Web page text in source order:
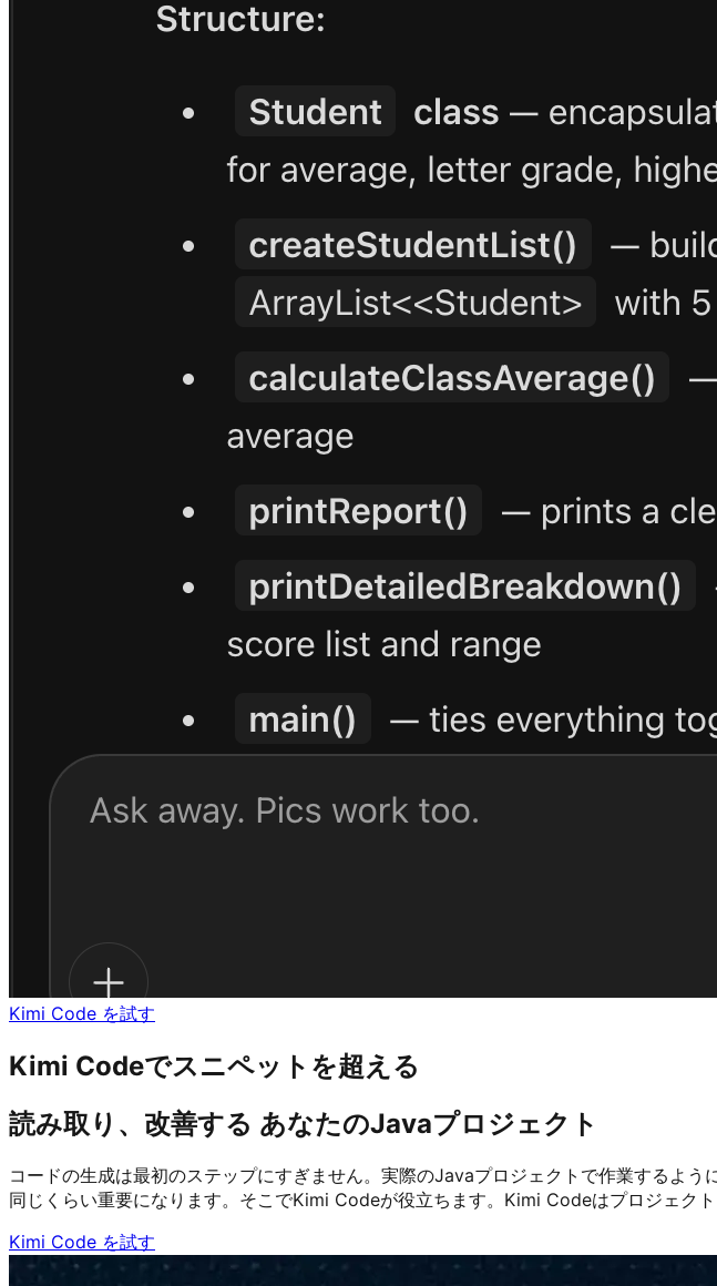
Kimi Code を試す
Kimi Codeでスニペットを超える
読み取り、改善する あなたのJavaプロジェクト
コードの生成は最初のステップにすぎません。実際のJavaプロジェクトで作業するよ
同じくらい重要になります。そこでKimi Codeが役立ちます。Kimi Codeはプロジェク
Kimi Code を試す